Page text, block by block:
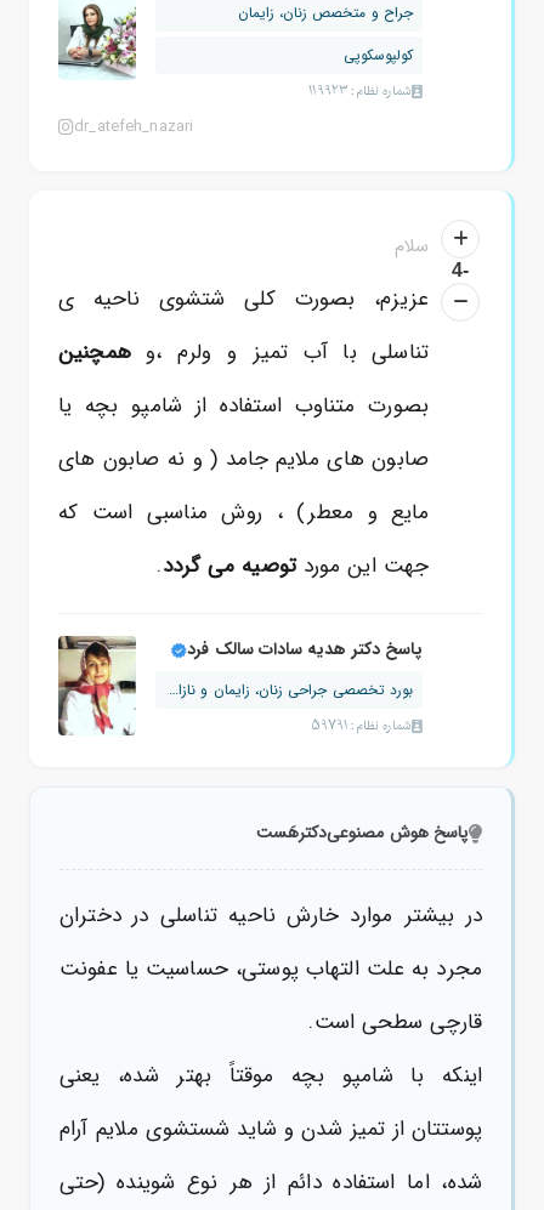
جراح و متخصص زنان، زایمان
کولپوسکوپی
شماره نظام: 119923
dr_atefeh_nazari
-4
سلام
عزیزم، بصورت کلی شتشوی ناحیه ی
تناسلی با آب تمیز و ولرم ،وهمچنین
بصورت متناوب استفاده از شامپو بچه یا
صابون های ملایم جامد ( و نه صابون های
مایع و معطر) ، روش مناسبی است که
جهت این موردتوصیه می گردد.
پاسخ دکتر هدیه سادات سالک فرد
بورد تخصصی جراحی زنان، زایمان و نازایی
شماره نظام: 59791
پاسخ هوش مصنوعیدکترهَست
در بیشتر موارد خارش ناحیه تناسلی در دختران
مجرد به علت التهاب پوستی، حساسیت یا عفونت
قارچی سطحی است.
اینکه با شامپو بچه موقتاً بهتر شده، یعنی
پوستتان از تمیز شدن و شاید شستشوی ملایم آرام
شده، اما استفاده دائم از هر نوع شوینده (حتی